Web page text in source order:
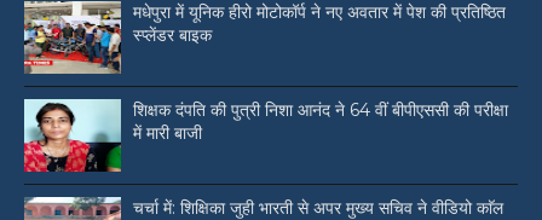
मधेपुरा में यूनिक हीरो मोटोकॉर्प ने नए अवतार में पेश की प्रतिष्ठित
स्प्लेंडर बाइक
शिक्षक दंपति की पुत्री निशा आनंद ने 64 वीं बीपीएससी की परीक्षा
में मारी बाजी
चर्चा में: शिक्षिका जुही भारती से अपर मुख्य सचिव ने वीडियो काॅल